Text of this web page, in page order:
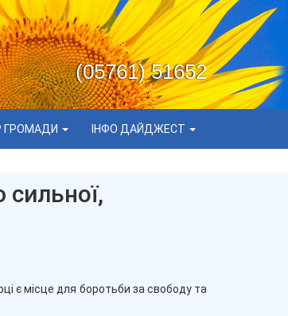
(05761) 51652
ГРОМАДИ ІНФО ДАЙДЖЕСТ
є місце для боротьби за свободу та